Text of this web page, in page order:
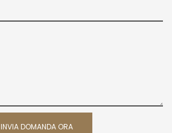
INVIA DOMANDA ORA